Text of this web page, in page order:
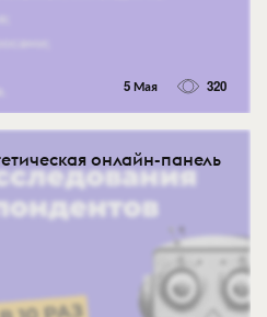
5 Мая 320
онлайн-панель